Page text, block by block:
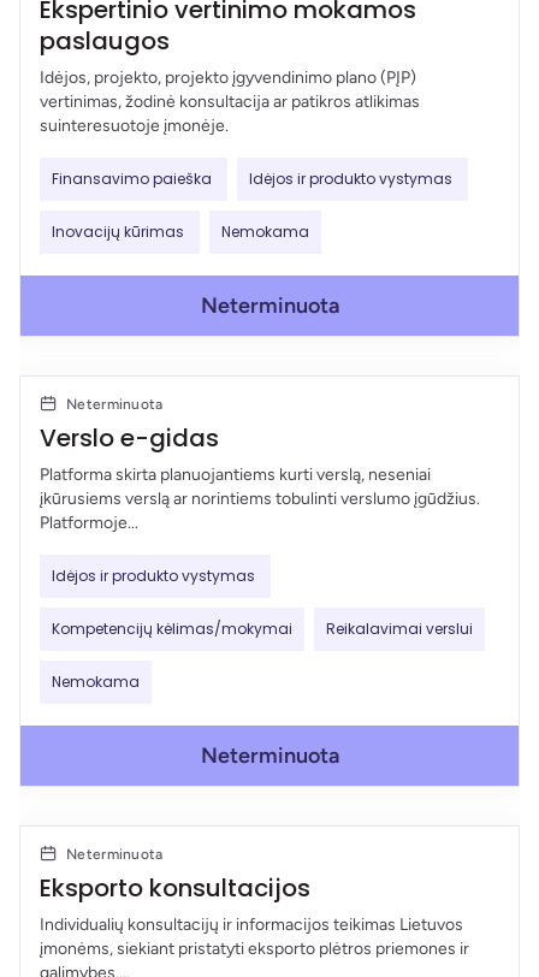
Ekspertinio vertinimo mokamos
paslaugos
Idėjos, projekto, projekto įgyvendinimo plano (PĮP)
vertinimas, žodinė konsultacija ar patikros atlikimas
suinteresuotoje įmonėje.
Finansavimo paieška Idėjos ir produkto vystymas
Inovacijų kūrimas Nemokama
Neterminuota
Neterminuota
Verslo e-gidas
Platforma skirta planuojantiems kurti verslą, neseniai
įkūrusiems verslą ar norintiems tobulinti verslumo įgūdžius.
Platformoje...
Idėjos ir produkto vystymas
Kompetencijų kėlimas/mokymai Reikalavimai verslui
Nemokama
Neterminuota
Neterminuota
Eksporto konsultacijos
Individualių konsultacijų ir informacijos teikimas Lietuvos
įmonėms, siekiant pristatyti eksporto plėtros priemones ir